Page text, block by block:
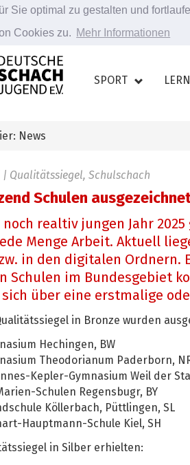
Sie optimal zu gestalten und
Cookies zu. Mehr Informationen
SPORT
News
| Qualitätssiegel, Schulschach
Schulen
noch realtiv jungen Jahr
Menge Arbeit. Aktuell
in den digitalen Ordnern.
Schulen im Bundesgebiet
über eine erstmalige
in Bronze wurden
Hechingen, BW
Theodorianum Paderborn,
Kepler-Gymnasium Weil der
Schulen Regensbugr, BY
Köllerbach, Püttlingen, SL
Hauptmann-Schule Kiel, SH
in Silber erhielten: